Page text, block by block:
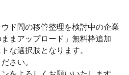
ド間の移管整理を検討中の企業
まアップロード」無料枠追加
な選択肢となります。
さい。